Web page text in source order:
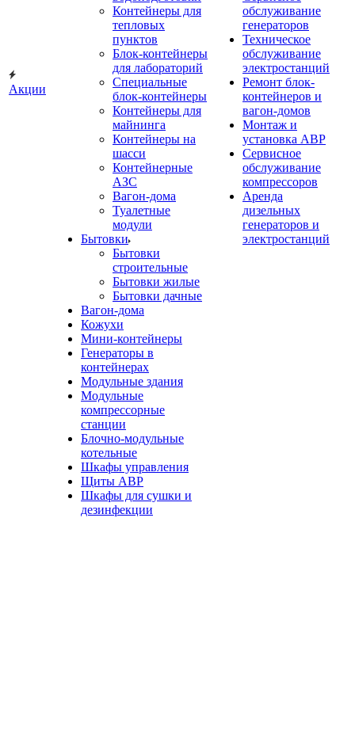
Акции
Контейнеры для
тепловых
пунктов
Блок-контейнеры
для лабораторий
Специальные
блок-контейнеры
Контейнеры для
майнинга
Контейнеры на
шасси
Контейнерные
АЗС
Вагон-дома
Туалетные
модули
Бытовки
Бытовки
строительные
Бытовки жилые
Бытовки дачные
Вагон-дома
Кожухи
Мини-контейнеры
Генераторы в
контейнерах
Модульные здания
Модульные
компрессорные
станции
Блочно-модульные
котельные
Шкафы управления
Щиты АВР
Шкафы для сушки и
дезинфекции
обслуживание
генераторов
Техническое
обслуживание
электростанций
Ремонт блок-
контейнеров и
вагон-домов
Монтаж и
установка АВР
Сервисное
обслуживание
компрессоров
Аренда
дизельных
генераторов и
электростанций